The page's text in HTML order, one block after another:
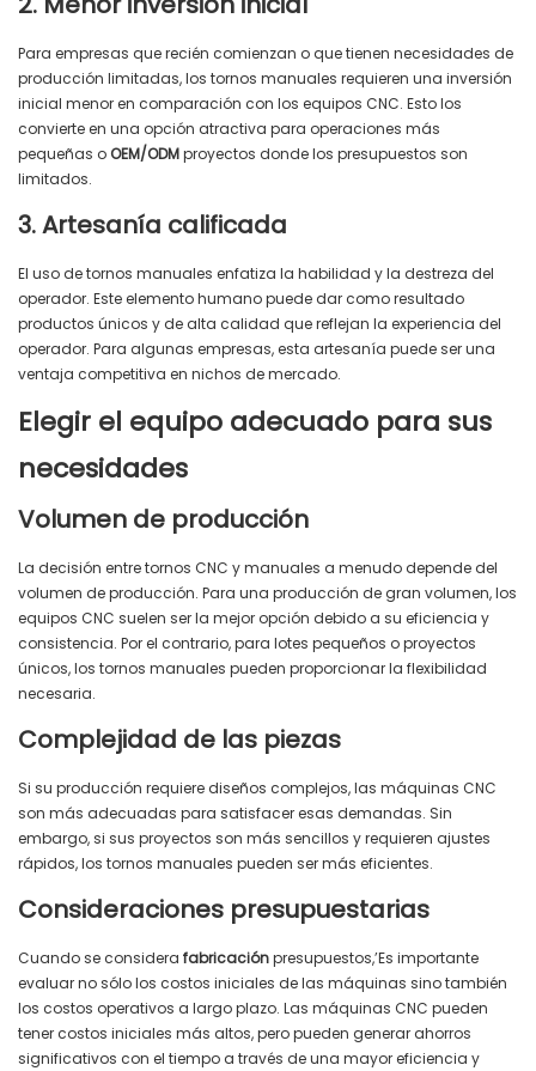
Para empresas que recién comienzan o que tienen necesidades de
producción limitadas, los tornos manuales requieren una inversión
inicial menor en comparación con los equipos CNC. Esto los
convierte en una opción atractiva para operaciones más
pequeñas o OEM/ODMproyectos donde los presupuestos son
limitados.
3. Artesanía calificada
El uso de tornos manuales enfatiza la habilidad y la destreza del
operador. Este elemento humano puede dar como resultado
productos únicos y de alta calidad que reflejan la experiencia del
operador. Para algunas empresas, esta artesanía puede ser una
ventaja competitiva en nichos de mercado.
Elegir el equipo adecuado para sus
necesidades
Volumen de producción
La decisión entre tornos CNC y manuales a menudo depende del
volumen de producción. Para una producción de gran volumen, los
equipos CNC suelen ser la mejor opción debido a su eficiencia y
consistencia. Por el contrario, para lotes pequeños o proyectos
únicos, los tornos manuales pueden proporcionar la flexibilidad
necesaria.
Complejidad de las piezas
Si su producción requiere diseños complejos, las máquinas CNC
son más adecuadas para satisfacer esas demandas. Sin
embargo, si sus proyectos son más sencillos y requieren ajustes
rápidos, los tornos manuales pueden ser más eficientes.
Consideraciones presupuestarias
Cuando se considera fabricaciónpresupuestos,’Es importante
evaluar no sólo los costos iniciales de las máquinas sino también
los costos operativos a largo plazo. Las máquinas CNC pueden
tener costos iniciales más altos, pero pueden generar ahorros
significativos con el tiempo a través de una mayor eficiencia y